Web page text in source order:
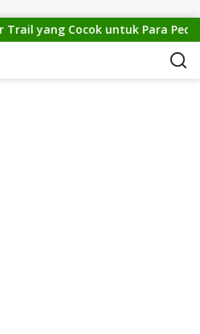
yang Cocok untuk Para Pecinta